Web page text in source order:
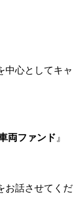
中心としてキャ
両ファンド』
お話させてくだ